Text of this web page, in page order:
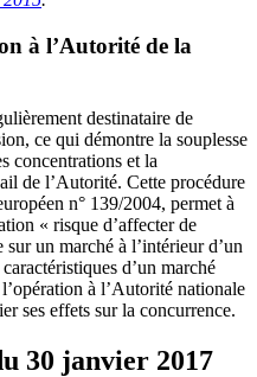
à l’Autorité de la
destinataire de
ce qui démontre la souplesse
concentrations et la
de l’Autorité. Cette procédure
n° 139/2004, permet à
« risque d’affecter de
un marché à l’intérieur d’un
d’un marché
à l’Autorité nationale
ses effets sur la concurrence.
30 janvier 2017